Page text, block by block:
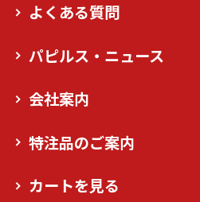
よくある質問
パピルス・ニュース
会社案内
特注品のご案内
カートを見る